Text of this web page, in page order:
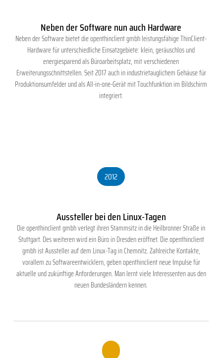
Neben der Software nun auch Hardware
Neben der Software bietet die openthinclient gmbh leistungsfähige ThinClient-
Hardware für unterschiedliche Einsatzgebiete: klein, geräuschlos und
energiesparend als Büroarbeitsplatz, mit verschiedenen
Erweiterungsschnittstellen. Seit 2017 auch in industrietauglichem Gehäuse für
Produktionsumfelder und als All-in-one-Gerät mit Touchfunktion im Bildschirm
integriert.
2012
Aussteller bei den Linux-Tagen
Die openthinclient gmbh verlegt ihren Stammsitz in die Heilbronner Straße in
Stuttgart. Des weiteren wird ein Büro in Dresden eröffnet. Die openthinclient
gmbh ist Aussteller auf dem Linux-Tag in Chemnitz. Zahlreiche Kontakte,
vorallem zu Softwareentwicklern, geben openthinclient neue Impulse für
aktuelle und zukünftige Anforderungen. Man lernt viele Interessenten aus den
neuen Bundesländern kennen.